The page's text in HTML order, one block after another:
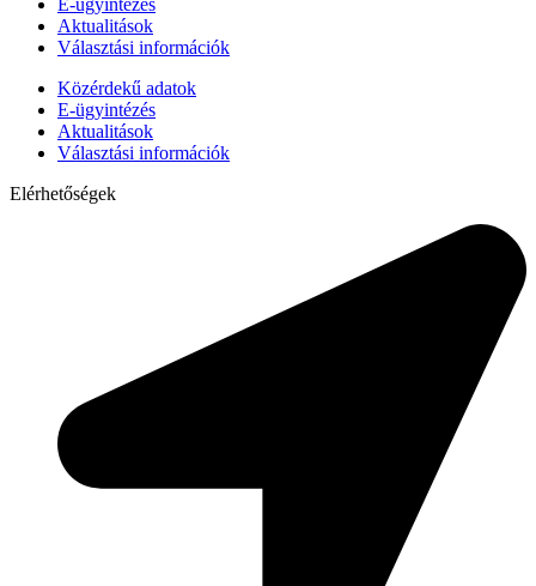
E-ügyintézés
Aktualitások
Választási információk
Közérdekű adatok
E-ügyintézés
Aktualitások
Választási információk
Elérhetőségek